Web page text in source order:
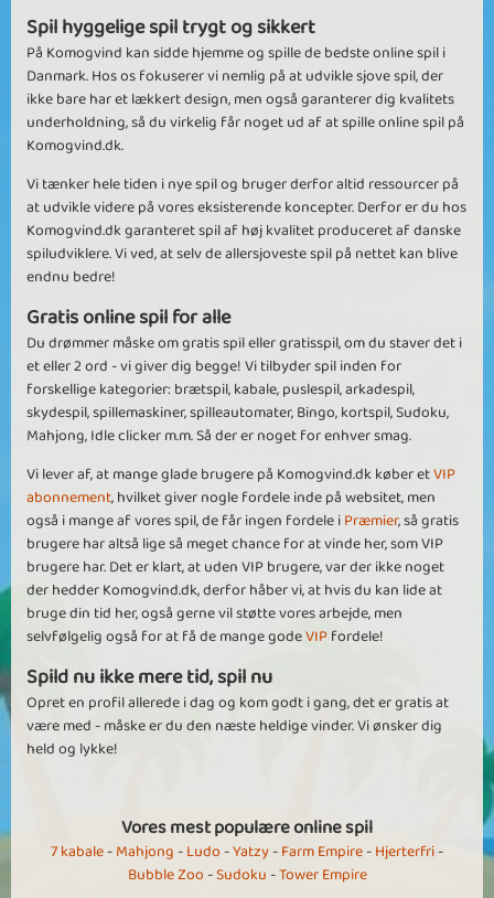
Spil hyggelige spil trygt og sikkert
På Komogvind kan sidde hjemme og spille de bedste online spil i
Danmark. Hos os fokuserer vi nemlig på at udvikle sjove spil, der
ikke bare har et lækkert design, men også garanterer dig kvalitets
underholdning, så du virkelig får noget ud af at spille online spil på
Komogvind.dk.
Vi tænker hele tiden i nye spil og bruger derfor altid ressourcer på
at udvikle videre på vores eksisterende koncepter. Derfor er du hos
Komogvind.dk garanteret spil af høj kvalitet produceret af danske
spiludviklere. Vi ved, at selv de allersjoveste spil på nettet kan blive
endnu bedre!
Gratis online spil for alle
Du drømmer måske om gratis spil eller gratisspil, om du staver det i
et eller 2 ord - vi giver dig begge! Vi tilbyder spil inden for
forskellige kategorier: brætspil, kabale, puslespil, arkadespil,
skydespil, spillemaskiner, spilleautomater, Bingo, kortspil, Sudoku,
Mahjong, Idle clicker m.m. Så der er noget for enhver smag.
Vi lever af, at mange glade brugere på Komogvind.dk køber etVIP
abonnement, hvilket giver nogle fordele inde på websitet, men
også i mange af vores spil, de får ingen fordele iPræmier, så gratis
brugere har altså lige så meget chance for at vinde her, som VIP
brugere har. Det er klart, at uden VIP brugere, var der ikke noget
der hedder Komogvind.dk, derfor håber vi, at hvis du kan lide at
bruge din tid her, også gerne vil støtte vores arbejde, men
selvfølgelig også for at få de mange godeVIPfordele!
Spild nu ikke mere tid, spil nu
Opret en profil allerede i dag og kom godt i gang, det er gratis at
være med - måske er du den næste heldige vinder. Vi ønsker dig
held og lykke!
Vores mest populære online spil
7 kabale-Mahjong-Ludo-Yatzy-Farm Empire-Hjerterfri-
Bubble Zoo-Sudoku-Tower Empire